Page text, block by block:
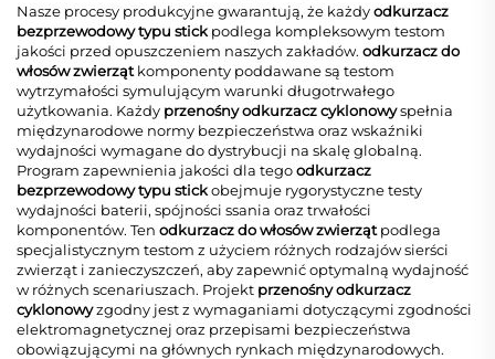
Nasze procesy produkcyjne gwarantują, że każdyodkurzacz
bezprzewodowy typu stick podlega kompleksowym testom
jakości przed opuszczeniem naszych zakładów. odkurzacz do
włosów zwierząt komponenty poddawane są testom
wytrzymałości symulującym warunki długotrwałego
użytkowania. Każdy przenośny odkurzacz cyklonowyspełnia
międzynarodowe normy bezpieczeństwa oraz wskaźniki
wydajności wymagane do dystrybucji na skalę globalną.
Program zapewnienia jakości dla tegoodkurzacz
bezprzewodowy typu stickobejmuje rygorystyczne testy
wydajności baterii, spójności ssania oraz trwałości
komponentów. Ten odkurzacz do włosów zwierząt podlega
specjalistycznym testom z użyciem różnych rodzajów sierści
zwierząt i zanieczyszczeń, aby zapewnić optymalną wydajność
w różnych scenariuszach. Projekt przenośny odkurzacz
cyklonowyzgodny jest z wymaganiami dotyczącymi zgodności
elektromagnetycznej oraz przepisami bezpieczeństwa
obowiązującymi na głównych rynkach międzynarodowych.